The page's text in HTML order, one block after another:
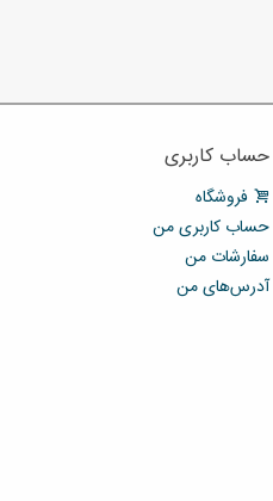
حساب کاربری
فروشگاه
حساب کاربری من
سفارشات من
آدرس‌های من